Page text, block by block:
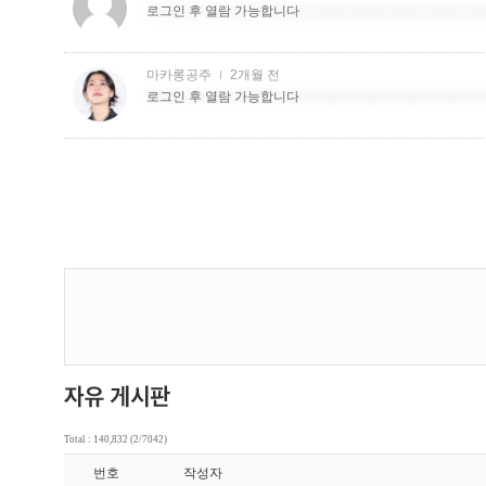
Total : 140,832 (2/7042)
번호 작성자